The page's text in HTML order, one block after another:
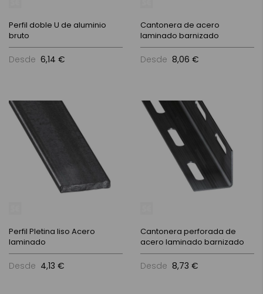
Perfil doble U de aluminio
bruto
Desde 6,14 €
Cantonera de acero
laminado barnizado
Desde 8,06 €
Perfil Pletina liso Acero
laminado
Desde 4,13 €
Cantonera perforada de
acero laminado barnizado
Desde 8,73 €